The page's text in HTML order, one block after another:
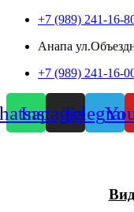
+7 (989) 241-16-
Анапа
+7 (989) 241-16-
Instagram